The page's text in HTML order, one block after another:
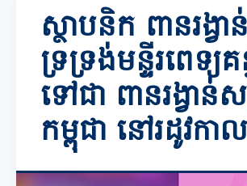
ស្ថាបនិក ពានរង្
ទ្រទ្រង់មន្ទីរពេទ្យ
ទៅជា ពានរង្វាន់
កម្ពុជា នៅរដូវក